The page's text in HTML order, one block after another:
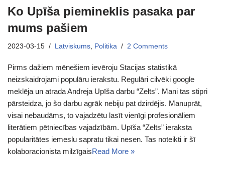
Ko Upīša piemineklis pasaka par
mums pašiem
2023-03-15 Latviskums Politika 2 Comments
Pirms dažiem mēnešiem ievēroju Stacijas statistikā
neizskaidrojami populāru ierakstu. Regulāri cilvēki google
meklēja un atrada Andreja Upīša darbu “Zelts”. Mani tas stipri
pārsteidza, jo šo darbu agrāk nebiju pat dzirdējis. Manuprāt,
visai nebaudāms, to vajadzētu lasīt vienīgi profesionāliem
literātiem pētniecības vajadzībām. Upīša “Zelts” ieraksta
popularitātes iemeslu sapratu tikai nesen. Tas noteikti ir šī
kolaboracionista milzīgaisRead More »